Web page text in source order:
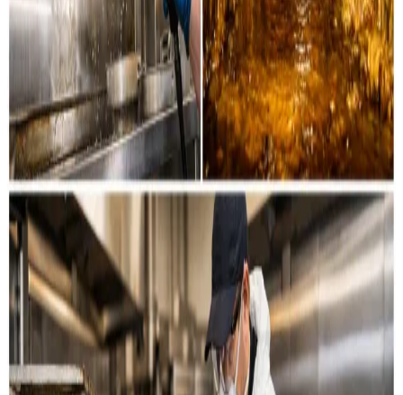
Professionel rensning af industrielle ventilationssystemer
og erhvervsanlæg i Vejle og omegn.
Læs mere